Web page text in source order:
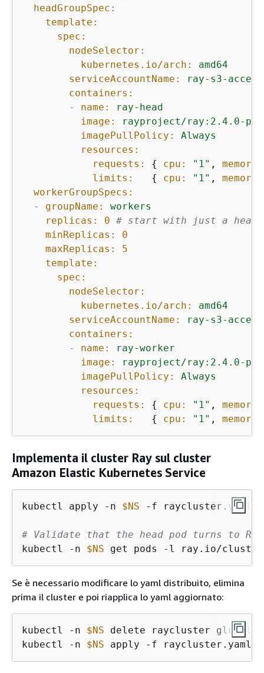
headGroupSpec:
template:
spec:
nodeSelector:
kubernetes.io/arch:
amd64
serviceAccountName:
ray-s3-access
containers:
-
name:
ray-head
image:
rayproject/ray:2.4.0-
imagePullPolicy:
Always
resources:
requests:
{ cpu: "1" , memory:
limits:
{ cpu: "1" , memory:
workerGroupSpecs:
-
groupName:
workers
replicas:
0 # start with just a head
minReplicas:
0
maxReplicas:
5
template:
spec:
nodeSelector:
kubernetes.io/arch:
amd64
serviceAccountName:
ray-s3-access
containers:
-
name:
ray-worker
image:
rayproject/ray:2.4.0-
imagePullPolicy:
Always
resources:
requests:
{ cpu: "1" , memory:
limits:
{ cpu: "1" , memory:
Implementa il cluster Ray sul cluster
Amazon Elastic Kubernetes Service
kubectl apply -n $NS -f raycluster.yaml
# Validate that the head pod turns to
kubectl -n $NS get pods -l ray.io/
Se è necessario modificare lo yaml distribuito, elimina
prima il cluster e poi riapplica lo yaml aggiornato:
kubectl -n $NS delete raycluster glue-
kubectl -n $NS apply -f raycluster.yaml